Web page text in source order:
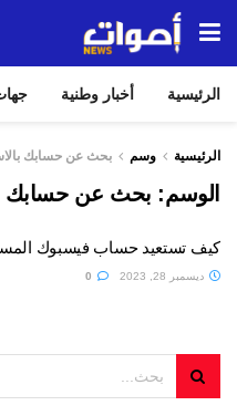
الرئيسية أخبار وطنية
الرئيسية وسم بحث عن حسابك
الوسم: بحث عن حسابك
كيف تستعيد حساب فيسبوك
ديسمبر 28, 2023